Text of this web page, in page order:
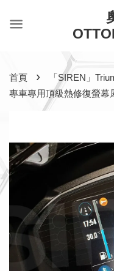
首頁 ›
「SIREN」
專車專用頂級熱修復螢幕